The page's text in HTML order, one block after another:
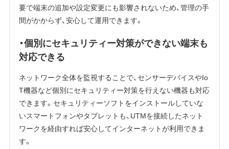
要で端末の追加や設定変更にも影響されないため、管理の手
間がかからず、安心して運用できます。
・個別にセキュリティー対策ができない端末も
対応できる
ネットワーク全体を監視することで、センサーデバイスやIo
T機器など個別にセキュリティー対策を行えない機器も対応
できます。セキュリティーソフトをインストールしていな
いスマートフォンやタブレットも、UTMを接続したネット
ワークを経由すれば安心してインターネットが利用できま
す。